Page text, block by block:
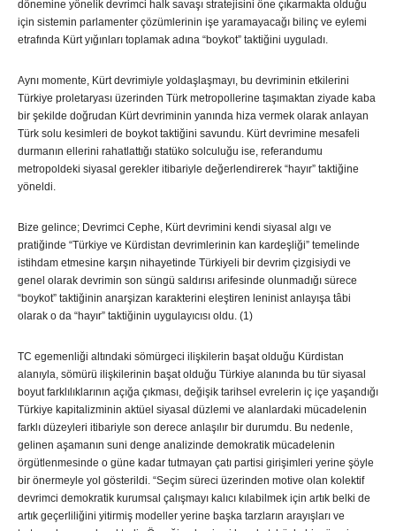
dönemine yönelik devrimci halk savaşı stratejisini öne çıkarmakta olduğu
için sistemin parlamenter çözümlerinin işe yaramayacağı bilinç ve eylemi
etrafında Kürt yığınları toplamak adına “boykot” taktiğini uyguladı.
Aynı momente, Kürt devrimiyle yoldaşlaşmayı, bu devriminin etkilerini
Türkiye proletaryası üzerinden Türk metropollerine taşımaktan ziyade kaba
bir şekilde doğrudan Kürt devriminin yanında hiza vermek olarak anlayan
Türk solu kesimleri de boykot taktiğini savundu. Kürt devrimine mesafeli
durmanın ellerini rahatlattığı statüko solculuğu ise, referandumu
metropoldeki siyasal gerekler itibariyle değerlendirerek “hayır” taktiğine
yöneldi.
Bize gelince; Devrimci Cephe, Kürt devrimini kendi siyasal algı ve
pratiğinde “Türkiye ve Kürdistan devrimlerinin kan kardeşliği” temelinde
istihdam etmesine karşın nihayetinde Türkiyeli bir devrim çizgisiydi ve
genel olarak devrimin son süngü saldırısı arifesinde olunmadığı sürece
“boykot” taktiğinin anarşizan karakterini eleştiren leninist anlayışa tâbi
olarak o da “hayır” taktiğinin uygulayıcısı oldu. (1)
TC egemenliği altındaki sömürgeci ilişkilerin başat olduğu Kürdistan
alanıyla, sömürü ilişkilerinin başat olduğu Türkiye alanında bu tür siyasal
boyut farklılıklarının açığa çıkması, değişik tarihsel evrelerin iç içe yaşandığı
Türkiye kapitalizminin aktüel siyasal düzlemi ve alanlardaki mücadelenin
farklı düzeyleri itibariyle son derece anlaşılır bir durumdu. Bu nedenle,
gelinen aşamanın suni denge analizinde demokratik mücadelenin
örgütlenmesinde o güne kadar tutmayan çatı partisi girişimleri yerine şöyle
bir önermeyle yol gösterildi. “Seçim süreci üzerinden motive olan kolektif
devrimci demokratik kurumsal çalışmayı kalıcı kılabilmek için artık belki de
artık geçerliliğini yitirmiş modeller yerine başka tarzların arayışları ve